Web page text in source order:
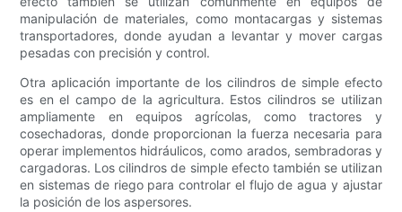
manipulación de materiales, como montacargas y sistemas
transportadores, donde ayudan a levantar y mover cargas
pesadas con precisión y control.
Otra aplicación importante de los cilindros de simple efecto
es en el campo de la agricultura. Estos cilindros se utilizan
ampliamente en equipos agrícolas, como tractores y
cosechadoras, donde proporcionan la fuerza necesaria para
operar implementos hidráulicos, como arados, sembradoras y
cargadoras. Los cilindros de simple efecto también se utilizan
en sistemas de riego para controlar el flujo de agua y ajustar
la posición de los aspersores.